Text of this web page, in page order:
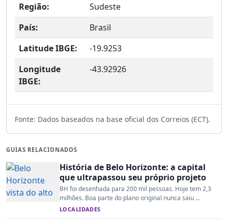
Região:
Sudeste
País:
Brasil
Latitude IBGE:
-19.9253
Longitude
IBGE:
-43.92926
Fonte: Dados baseados na base oficial dos Correios (ECT).
GUIAS RELACIONADOS
História de Belo Horizonte: a capital
que ultrapassou seu próprio projeto
BH foi desenhada para 200 mil pessoas. Hoje tem 2,3
milhões. Boa parte do plano original nunca saiu ...
LOCALIDADES